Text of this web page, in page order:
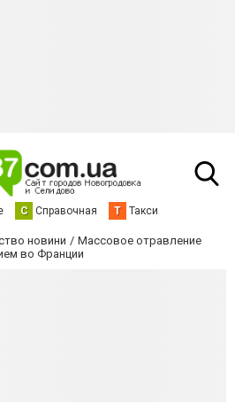
С Справочная Т Такси
новини
Массовое отравление
во Франции